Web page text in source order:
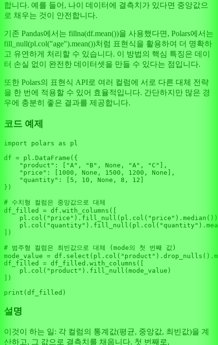
합니다. 예를 들어, 나이 데이터에 결측치가 있다면 중앙값으
로 채우는 것이 안전합니다.
기존 Pandas에서는 fillna(df.mean())을 사용했다면, Polars에서는
fill_null(pl.col("age").mean())처럼 표현식을 활용하여 더 명확하
고 유연하게 처리할 수 있습니다. 이 방법의 핵심 특징은 데이
터 손실 없이 완전한 데이터셋을 만들 수 있다는 점입니다.
또한 Polars의 표현식 API로 여러 컬럼에 서로 다른 대체 전략
을 한 번에 적용할 수 있어 효율적입니다. 간단하지만 많은 경
우에 충분히 좋은 결과를 제공합니다.
코드 예제
import polars as pl
df = pl.DataFrame({
"product" : [ "A" , "B" , None , "A" , "C" ],
"price" : [ 1000 , None , 1500 , 1200 , None ],
"quantity" : [ 5 , 10 , None , 8 , 12 ]
})
# 수치형 컬럼은 중앙값으로 대체
df_filled = df.with_columns([
    pl.col(
"price" ).fill_null(pl.col( "price"
    pl.col(
"quantity" ).fill_null(pl.col( "quantity"
])
# 범주형 컬럼은 최빈값으로 대체 (mode의 첫 번째 값)
mode_value = df.select(pl.col( "product"
df_filled = df_filled.with_columns([
    pl.col(
"product" ).fill_null(mode_value)
])
print
설명
이것이 하는 일: 각 컬럼의 통계값(평균, 중앙값, 최빈값)을 계
산하고, 그 값으로 결측치를 채웁니다. 첫 번째로,